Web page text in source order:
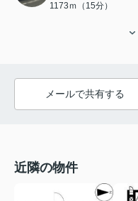
1173ｍ（15分）
メールで共有する
近隣の物件